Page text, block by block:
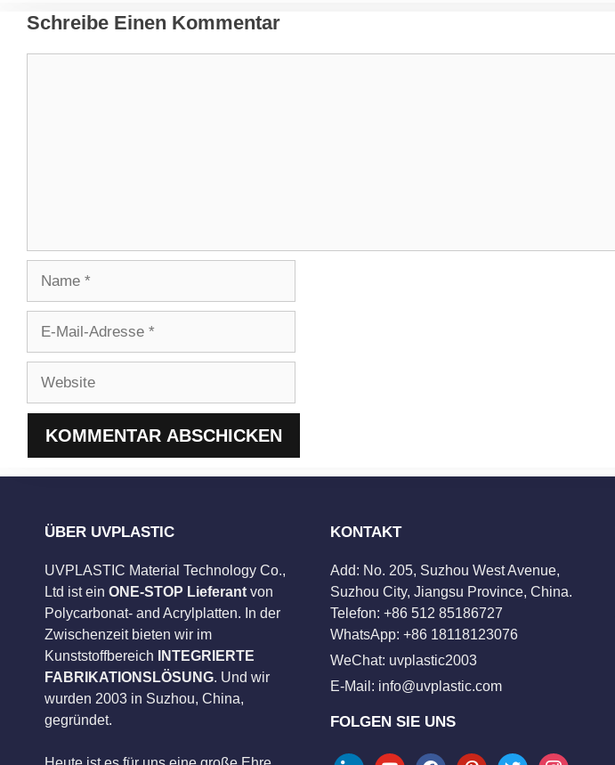
Schreibe Einen Kommentar
Adresse
ÜBER UVPLASTIC
UVPLASTIC Material Technology Co.,
Ltd ist ein ONE-STOP Lieferant von
Polycarbonat- and Acrylplatten. In der
Zwischenzeit bieten wir im
Kunststoffbereich
INTEGRIERTE
FABRIKATIONSLÖSUNG. Und wir
wurden 2003 in Suzhou, China,
gegründet.
KONTAKT
Add: No. 205, Suzhou West Avenue,
Suzhou City, Jiangsu Province, China.
Telefon: +86 512 85186727
WhatsApp: +86 18118123076
WeChat: uvplastic2003
E-Mail: info@uvplastic.com
FOLGEN SIE UNS